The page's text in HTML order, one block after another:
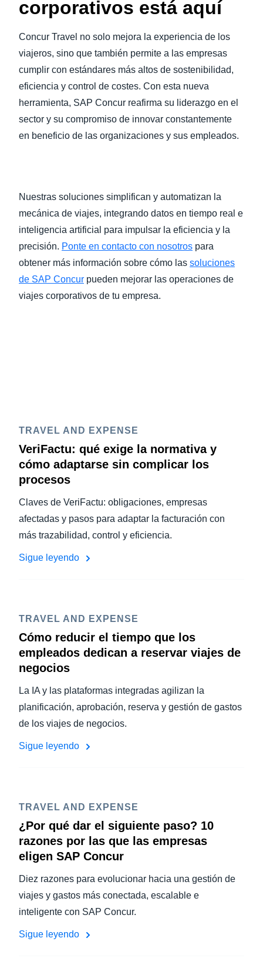
corporativos está aquí
Concur Travel no solo mejora la experiencia de los
viajeros, sino que también permite a las empresas
cumplir con estándares más altos de sostenibilidad,
eficiencia y control de costes. Con esta nueva
herramienta, SAP Concur reafirma su liderazgo en el
sector y su compromiso de innovar constantemente
en beneficio de las organizaciones y sus empleados.
Nuestras soluciones simplifican y automatizan la
mecánica de viajes, integrando datos en tiempo real e
inteligencia artificial para impulsar la eficiencia y la
precisión. Ponte en contacto con nosotros para
obtener más información sobre cómo las soluciones
de SAP Concur pueden mejorar las operaciones de
viajes corporativos de tu empresa.
TRAVEL AND EXPENSE
VeriFactu: qué exige la normativa y
cómo adaptarse sin complicar los
procesos
Claves de VeriFactu: obligaciones, empresas
afectadas y pasos para adaptar la facturación con
más trazabilidad, control y eficiencia.
Sigue leyendo
TRAVEL AND EXPENSE
Cómo reducir el tiempo que los
empleados dedican a reservar viajes de
negocios
La IA y las plataformas integradas agilizan la
planificación, aprobación, reserva y gestión de gastos
de los viajes de negocios.
Sigue leyendo
TRAVEL AND EXPENSE
¿Por qué dar el siguiente paso? 10
razones por las que las empresas
eligen SAP Concur
Diez razones para evolucionar hacia una gestión de
viajes y gastos más conectada, escalable e
inteligente con SAP Concur.
Sigue leyendo